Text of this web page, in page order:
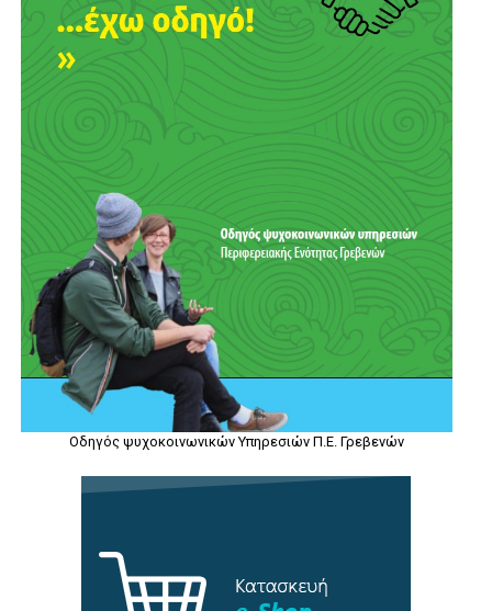
Οδηγός ψυχοκοινωνικών Υπηρεσιών Π.Ε. Γρεβενών